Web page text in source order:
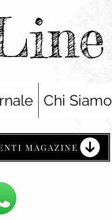
Chi Siamo
MAGAZINE